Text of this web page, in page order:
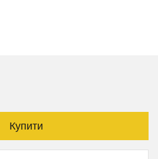
Купити